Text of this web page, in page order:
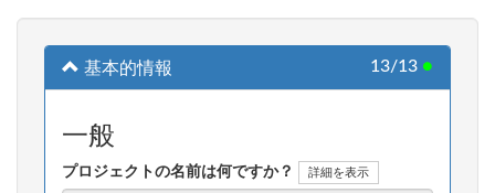
基本的情報 13/13 ●
一般
プロジェクトの名前は何ですか？ 詳細を表示